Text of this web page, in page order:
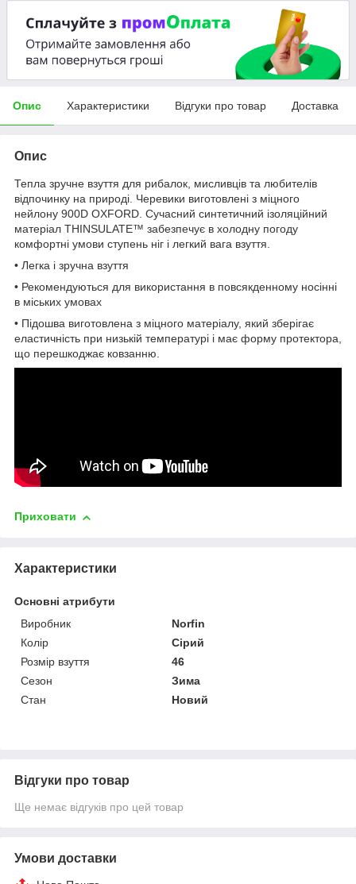
Опис Характеристики Відгуки про товар Доставка
Опис
Тепла зручне взуття для рибалок, мисливців та любителів
відпочинку на природі. Черевики виготовлені з міцного
нейлону 900D OXFORD. Сучасний синтетичний ізоляційний
матеріал THINSULATE™ забезпечує в холодну погоду
комфортні умови ступень ніг і легкий вага взуття.
• Легка і зручна взуття
• Рекомендуються для використання в повсякденному носінні
в міських умовах
• Підошва виготовлена з міцного матеріалу, який зберігає
еластичність при низькій температурі і має форму протектора,
що перешкоджає ковзанню.
Приховати
Характеристики
Основні атрибути
Виробник
Norfin
Колір
Сірий
Розмір взуття
46
Сезон
Зима
Стан
Новий
Відгуки про товар
Ще немає відгуків про цей товар
Умови доставки